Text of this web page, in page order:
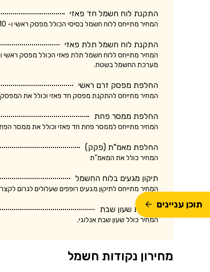
התקנת לוח חשמל חד פאזי
המחיר מתייחס ללוח חשמל בסיסי הכולל מפסק ראשי ו- 10 מאמ"תים. המחיר אינו כולל ביקורת של חברת חשמל.
התקנת לוח חשמל תלת פאזי
מערכת החשמל בשטח.
החלפת מפסק זרם ראשי
המחיר מתייחס להתקנת מפסק חד פאזי וכולל את המפסק.
החלפת ממסר פחת
המחיר מתייחס לממסר פחת חד פאזי וכולל את ממסר
החלפת מאמ"ת (פקק)
המחיר כולל את המאמ"ת
תיקון מגעים בלוח החשמל
המחיר מתייחס לתיקון מגעים רופפים שעלולים לגרום
התקנת שעון שבת
המחיר כולל שעון שבת אנלוגי.
מחירון נקודות חשמל
תוכן עניינים